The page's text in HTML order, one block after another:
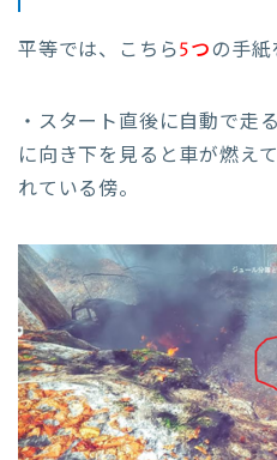
平等では、こちら5つの手紙
・スタート直後に自動で走
に向き下を見ると車が燃え
れている傍。